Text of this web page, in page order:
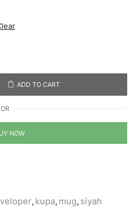
ADD TO CART
OR
NOW
, kupa, mug, siyah